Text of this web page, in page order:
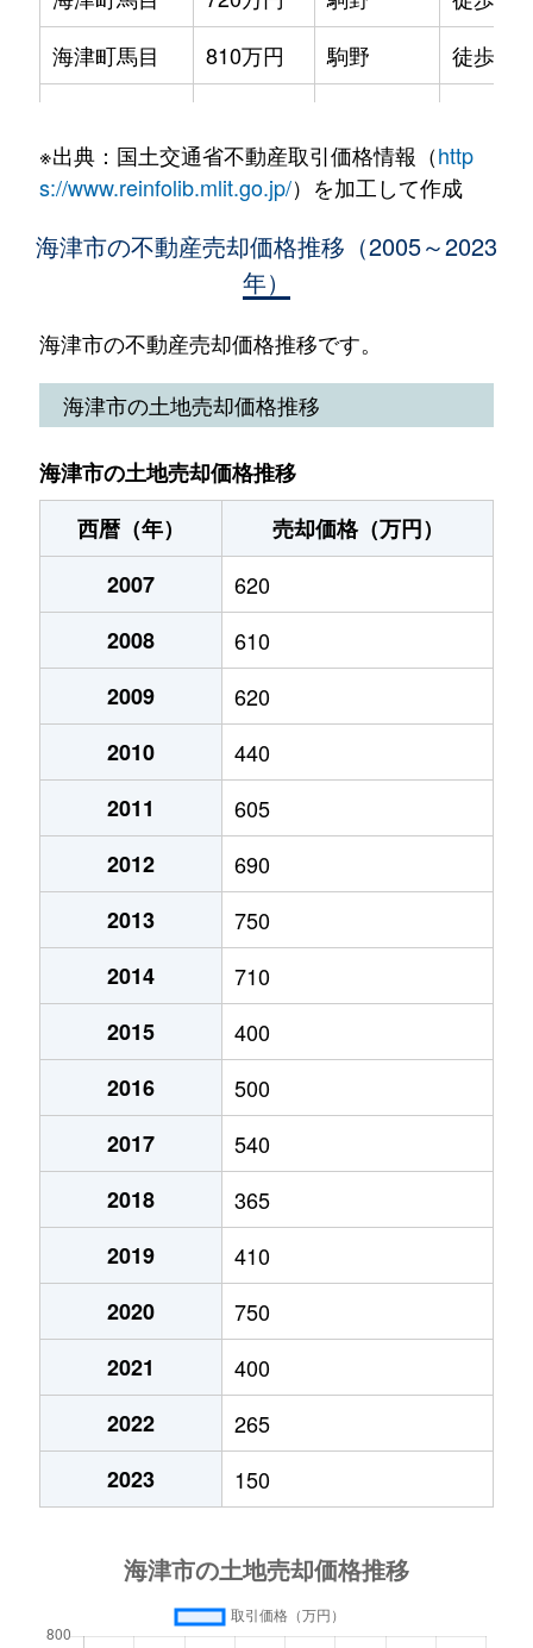
海津町馬目
810万円 駒野
徒歩45
南濃町奥条
5,000万円 駒野
徒歩11
1,400万円
南濃町境
300万円 美濃松山
南濃町松山
50万円
南濃町松山
2,700万円
南濃町吉田
1,400万円 美濃松山
徒歩5分
平田町今尾
平田町高田
390万円
平田町高田
240万円
※出典：国土交通省不動産取引価格情報（http
s://www.reinfolib.mlit.go.jp/）を加工して作成
海津市の不動産売却価格推移（2005～2023
年）
海津市の不動産売却価格推移です。
海津市の土地売却価格推移
海津市の土地売却価格推移
西暦（年）
売却価格（万円）
2007
620
2008
610
2009
620
2010
440
2011
605
2012
690
2013
750
2014
710
2015
400
2016
500
2017
540
2018
365
2019
410
2020
750
2021
400
2022
265
2023
150